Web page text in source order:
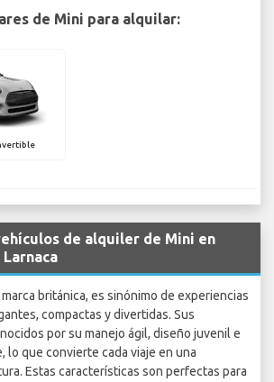
de Mini para alquilar:
de alquiler de Mini en
británica, es sinónimo de experiencias
compactas y divertidas. Sus
por su manejo ágil, diseño juvenil e
lo que convierte cada viaje en una
Estas características son perfectas para